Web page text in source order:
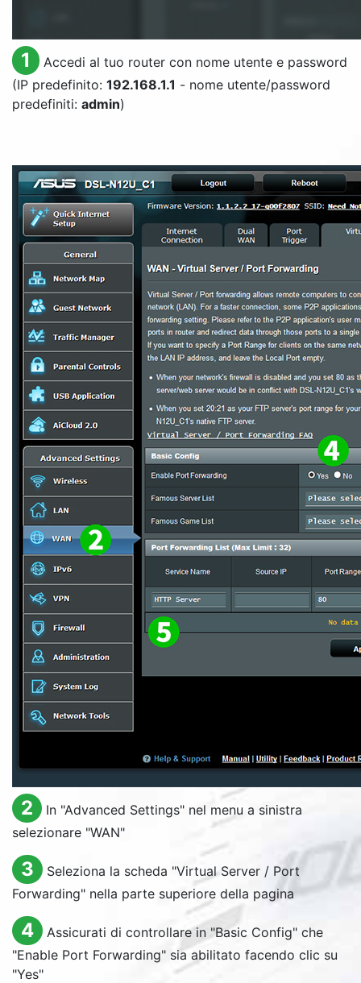
1
Accedi al tuo router con nome utente e password
(IP predefinito: 192.168.1.1 - nome utente/password
predefiniti: admin)
2 In "Advanced Settings" nel menu a sinistra
selezionare "WAN"
3 Seleziona la scheda "Virtual Server / Port
Forwarding" nella parte superiore della pagina
4 Assicurati di controllare in "Basic Config" che
"Enable Port Forwarding" sia abilitato facendo clic su
"Yes"